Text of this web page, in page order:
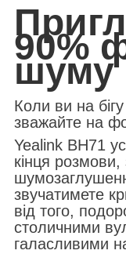
90%
шуму
Коли ви на
зважайте на
Yealink BH71
кінця
звучатимете
від того,
столичними
галасливими